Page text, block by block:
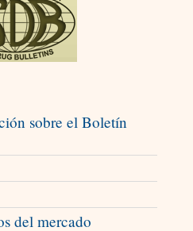
sobre el Boletín
del mercado